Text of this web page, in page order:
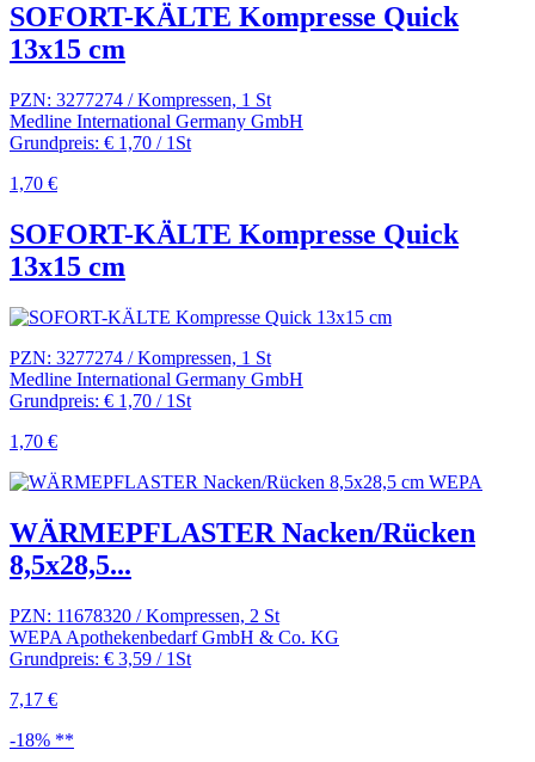
SOFORT-KÄLTE Kompresse Quick
13x15 cm
PZN: 3277274 / Kompressen, 1 St
Medline International Germany GmbH
Grundpreis: € 1,70 / 1St
1,70 €
SOFORT-KÄLTE Kompresse Quick
13x15 cm
PZN: 3277274 / Kompressen, 1 St
Medline International Germany GmbH
Grundpreis: € 1,70 / 1St
1,70 €
WÄRMEPFLASTER Nacken/Rücken
8,5x28,5...
PZN: 11678320 / Kompressen, 2 St
WEPA Apothekenbedarf GmbH & Co. KG
Grundpreis: € 3,59 / 1St
7,17 €
-18% **